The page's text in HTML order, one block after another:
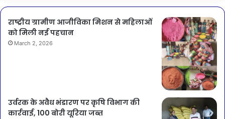
राष्ट्रीय ग्रामीण आजीविका मिशन से महिलाओं
को मिली नई पहचान
March 2, 2026
उर्वरक के अवैध भंडारण पर कृषि विभाग की
कार्रवाई, 100 बोरी यूरिया जब्त